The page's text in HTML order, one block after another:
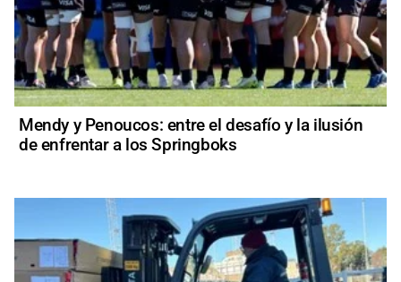
Mendy y Penoucos: entre el desafío y la ilusión
de enfrentar a los Springboks